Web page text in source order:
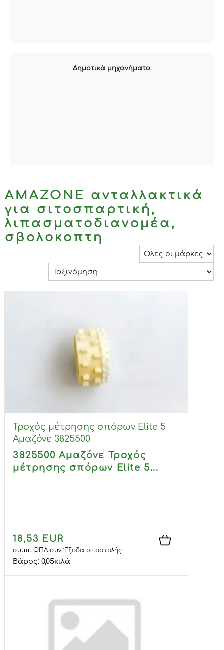
Δημοτικά μηχανήματα
ΑΜΑΖΟΝΕ ανταλλακτικά
για σιτοσπαρτική,
λιπασματοδιανομέα,
σβολοκοπτη
Τροχός μέτρησης σπόρων Elite 5
Αμαζόνε 3825500
3825500 Αμαζόνε Τροχός
μέτρησης σπόρων Elite 5...
18,53 EUR
συμπ. ΦΠΑσυνΈξοδα αποστολής
Βάρος: 0,05κιλά